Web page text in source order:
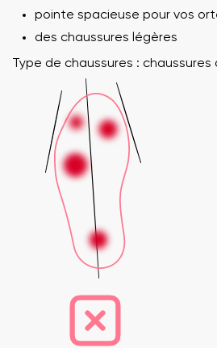
pointe spacieuse pour vos
des chaussures légères
Type de chaussures : chaussures